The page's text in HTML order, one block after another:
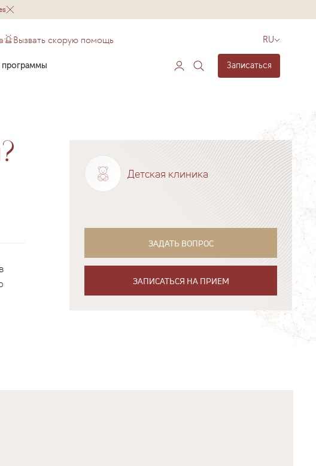
Вызвать скорую помощь RU
программы Записаться
Детская клиника
ЗАДАТЬ ВОПРОС
ЗАПИСАТЬСЯ НА ПРИЕМ